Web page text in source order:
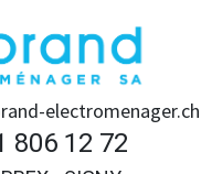
electromenager.ch
806 12 72